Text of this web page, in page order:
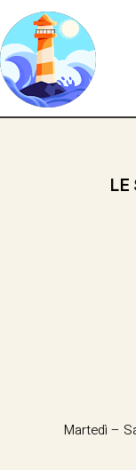
Martedì –